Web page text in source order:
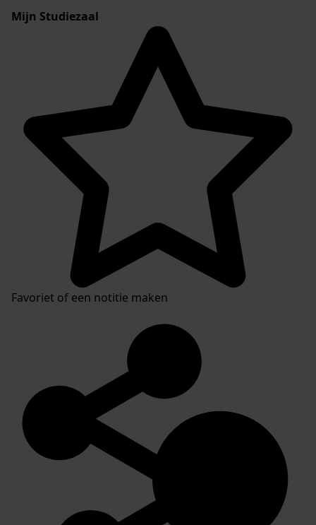
Mijn Studiezaal
Favoriet of een notitie maken